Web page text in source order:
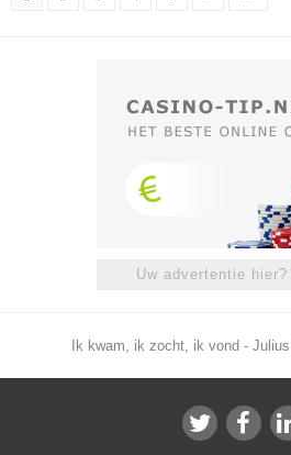
Uw advertentie
Ik kwam, ik zocht, ik vond -